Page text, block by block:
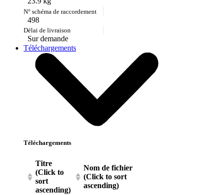
498
Sur demande
Téléchargements
Téléchargements
Titre
(Click to
sort
ascending)
Nom de fichier
(Click to sort
ascending)